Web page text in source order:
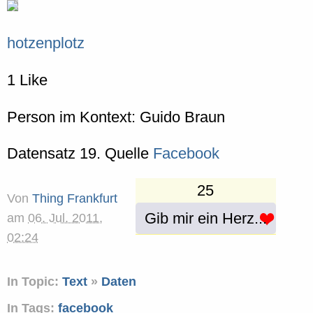
hotzenplotz
1 Like
Person im Kontext: Guido Braun
Datensatz 19. Quelle Facebook
25
Gib mir ein Herz...
Von Thing Frankfurt
am 06. Jul. 2011,
02:24
In Topic: Text » Daten
In Tags: facebook